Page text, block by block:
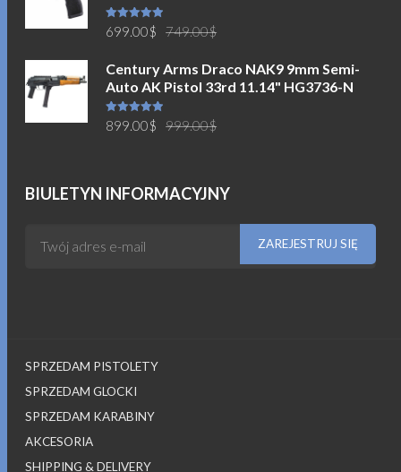
Oceniono
5.00na 5 749.00$
wynosiła:
749.00$.
699.00$
wynosi:
699.00$.
Century Arms Draco NAK9 9mm Semi-
Auto AK Pistol 33rd 11.14" HG3736-N
Oceniono
5.00na 5 999.00$
999.00$.
899.00$
899.00$.
BIULETYN INFORMACYJNY
SPRZEDAM PISTOLETY
SPRZEDAM GLOCKI
SPRZEDAM KARABINY
AKCESORIA
SHIPPING & DELIVERY